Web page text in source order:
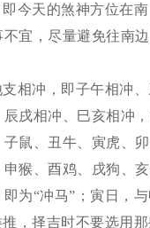
今天的煞神方位在
宜，尽量避免往南边
相冲，即子午相冲
戌相冲、巳亥相冲
鼠、丑牛、寅虎、
猴、酉鸡、戌狗、
为“冲马”；寅日，
，择吉时不要选用